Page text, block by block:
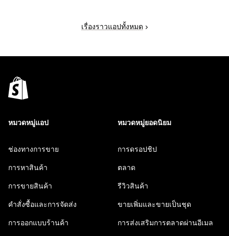
เรื่องราวแอปทั้งหมด
หมวดหมู่แอป
ช่องทางการขาย
การหาสินค้า
การขายสินค้า
คำสั่งซื้อและการจัดส่ง
การออกแบบร้านค้า
หมวดหมู่ยอดนิยม
การดรอปชิป
ตลาด
รีวิวสินค้า
ขายเพิ่มและขายเป็นชุด
การส่งเสริมการตลาดผ่านอีเมล